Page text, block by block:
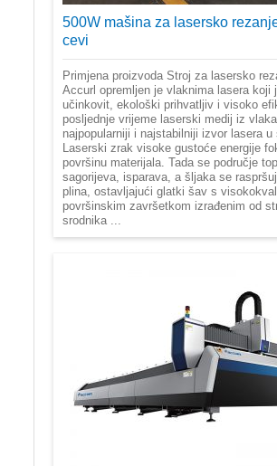
500W mašina za lasersko
cevi
Primjena proizvoda Stroj za lasersko
Accurl opremljen je vlaknima lasera koji
učinkovit, ekološki prihvatljiv i visoko
posljednje vrijeme laserski medij iz
najpopularniji i najstabilniji izvor lasera u
Laserski zrak visoke gustoće energije
površinu materijala. Tada se područje
sagorijeva, isparava, a šljaka se
plina, ostavljajući glatki šav s
površinskim završetkom izrađenim od
srodnika ...